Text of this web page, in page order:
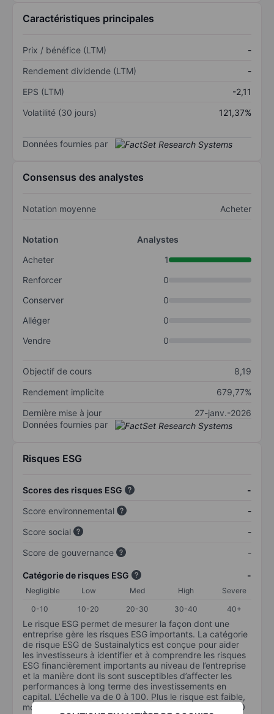
Caractéristiques principales
Prix / bénéfice (LTM)
-
Rendement dividende (LTM)
-
EPS (LTM)
-2,11
Volatilité (30 jours)
121,37%
Données fournies par
Consensus des analystes
Notation moyenne Acheter
Notation
Analystes
Acheter
1
Renforcer
0
Conserver
0
Alléger
0
Vendre
0
Objectif de cours
8,19
Rendement implicite
679,77%
Dernière mise à jour
27-janv.-2026
Données fournies par
Risques ESG
Scores des risques ESG
-
Score environnemental
-
Score social
-
Score de gouvernance
-
Catégorie de risques ESG -
Negligible Low Med High
Severe
0-10
10-20 20-30 30-40 40+
Le risque ESG permet de mesurer la façon dont une
entreprise gère les risques ESG importants. La catégorie
de risque ESG de Sustainalytics est conçue pour aider
les investisseurs à identifier et à comprendre les risques
ESG financièrement importants au niveau de l’entreprise
et la manière dont ils sont susceptibles d’affecter les
performances à long terme des investissements en
capital. L’échelle va de 0 à 100. Plus le risque est faible,
moins il est important (0 équivaut à aucun risque et 100